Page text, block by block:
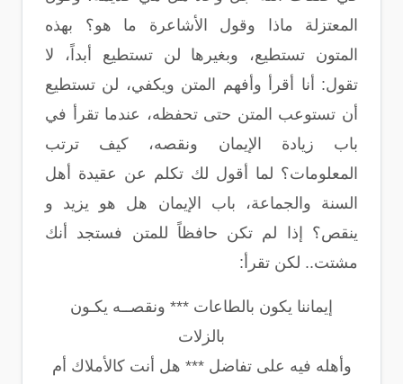
المعتزلة ماذا وقول الأشاعرة ما هو؟ بهذه
المتون تستطيع، وبغيرها لن تستطيع أبداً، لا
تقول: أنا أقرأ وأفهم المتن ويكفي، لن تستطيع
أن تستوعب المتن حتى تحفظه، عندما تقرأ في
باب زيادة الإيمان ونقصه، كيف ترتب
المعلومات؟ لما أقول لك تكلم عن عقيدة أهل
السنة والجماعة، باب الإيمان هل هو يزيد و
ينقص؟ إذا لم تكن حافظاً للمتن فستجد أنك
مشتت.. لكن تقرأ:
إيماننا يكون بالطاعات *** ونقصــه يكـون
بالزلات
وأهله فيه على تفاضل *** هل أنت كالأملاك أم